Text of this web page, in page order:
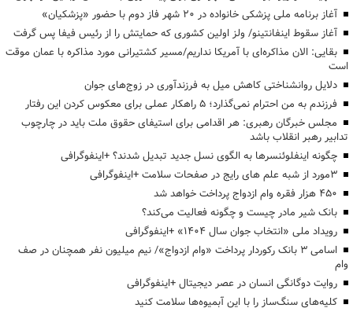
آغاز برنامه ملی پزشکی خانواده در ۲۰ شهر فاز دوم با حضور «پزشکیان»
آغاز سقوط اینفانتینو/ ولز اولین کشوری که حمایتش را از رئیس فیفا پس گرفت
بقایی: الان مذاکره‌ای با آمریکا نداریم/مسیر کشتیرانی مورد مذاکره با عمان موقت
است
دلایل روانشناختی کاهش میل به فرزندآوری در زوج‌های جوان
فرزندم به من احترام نمی‌گذارد؛ ۵ راهکار عملی برای معکوس کردن این رفتار
مجلس خبرگان رهبری: هر اقدامی برای استیفای حقوق ملت باید در چارچوب
تدابیر رهبر انقلاب باشد
چگونه اینفلوئنسرها به الگوی نسل جدید تبدیل شدند؟ +اینفوگرافی
3مورد از شبه علم های رایج در صفحات سلامت +اینفوگرافی
۴۵۰ هزار فقره وام ازدواج پرداخت خواهد شد
بانک شیر مادر چیست و چگونه فعالیت می‌کند؟
رویداد ملی «انتخاب جوان سال ۱۴۰۴» +اینفوگرافی
اسامی ۳ بانک رکوردار پرداخت «وام ازدواج»/ نیم میلیون نفر همچنان در صف
وام
روایت دوگانگی انسان در عصر دیجیتال +اینفوگرافی
کلیه‌های سنگ‌ساز را با این آبمیوه‌ها سلامت کنید